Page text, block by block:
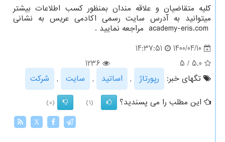
کلیه متقاضیان و علاقه مندان بمنظور کسب اطلاعات بیشتر
میتوانید به آدرس سایت رسمی اکادمی عریس به نشانی
academy-eris.com مراجعه نمایید .
1400/04/10
14:37:51
5.0
/
5
1236
تگهای خبر:
رپورتاژ , اساتید , سایت ,
شركت
این مطلب را می پسندید؟
(1)
(0)
X